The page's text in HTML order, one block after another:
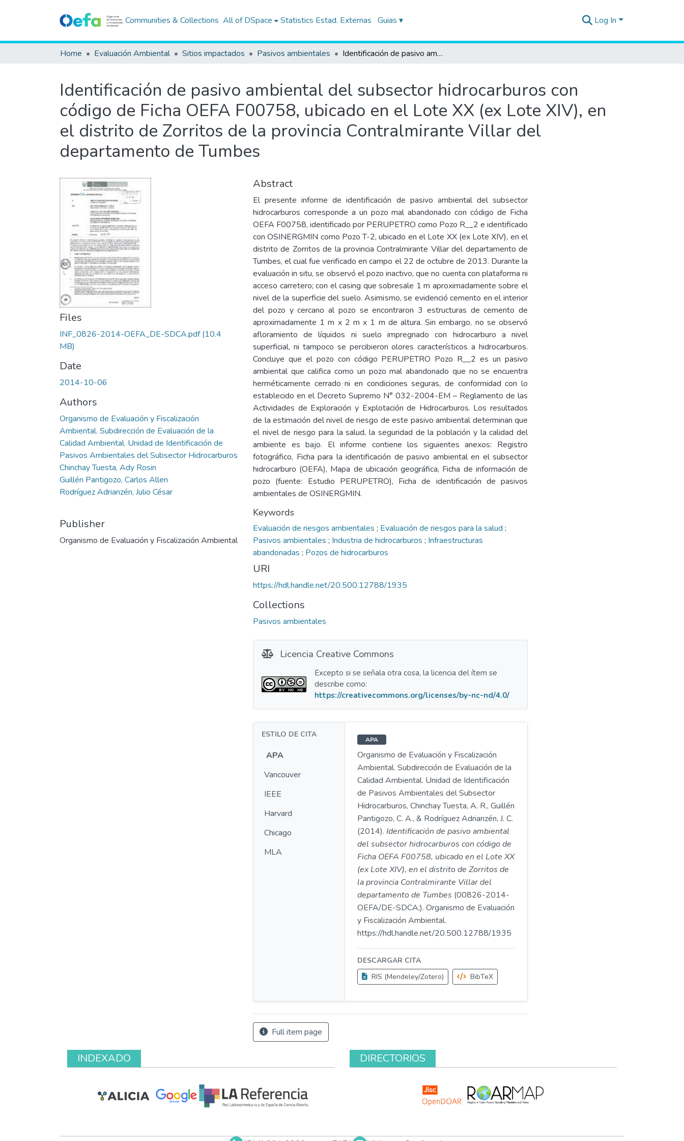
Communities & Collections All of DSpace Statistics Estad. Externas Guias ▾ Log In
Home Evaluación Ambiental Sitios impactados Pasivos ambientales Identificación de pasivo ambiental del subsector hidrocarburos con código de Ficha OEFA F00758, ubicado en el Lote XX (ex Lote XIV), en el distrito de Zorritos de la provincia Contralmirante Villar del departamento de Tumbes
Identificación de pasivo ambiental del subsector hidrocarburos con
código de Ficha OEFA F00758, ubicado en el Lote XX (ex Lote XIV), en
el distrito de Zorritos de la provincia Contralmirante Villar del
departamento de Tumbes
Files
INF_0826-2014-OEFA_DE-SDCA.pdf(10.4
MB)
Date
2014-10-06
Authors
Organismo de Evaluación y Fiscalización
Ambiental. Subdirección de Evaluación de la
Calidad Ambiental. Unidad de Identificación de
Pasivos Ambientales del Subsector Hidrocarburos
Chinchay Tuesta, Ady Rosin
Guillén Pantigozo, Carlos Allen
Rodríguez Adrianzén, Julio César
Publisher
Organismo de Evaluación y Fiscalización Ambiental
Abstract
El presente informe de identificación de pasivo ambiental del subsector
hidrocarburos corresponde a un pozo mal abandonado con código de Ficha
OEFA F00758, identificado por PERUPETRO como Pozo R__2 e identificado
con OSINERGMIN como Pozo T-2, ubicado en el Lote XX (ex Lote XIV), en el
distrito de Zorritos de la provincia Contralmirante Villar del departamento de
Tumbes, el cual fue verificado en campo el 22 de octubre de 2013. Durante la
evaluación in situ, se observó el pozo inactivo, que no cuenta con plataforma ni
acceso carretero; con el casing que sobresale 1 m aproximadamente sobre el
nivel de la superficie del suelo. Asimismo, se evidenció cemento en el interior
del pozo y cercano al pozo se encontraron 3 estructuras de cemento de
aproximadamente 1 m x 2 m x 1 m de altura. Sin embargo, no se observó
afloramiento de líquidos ni suelo impregnado con hidrocarburo a nivel
superficial, ni tampoco se percibieron olores característicos a hidrocarburos.
Concluye que el pozo con código PERUPETRO Pozo R__2 es un pasivo
ambiental que califica como un pozo mal abandonado que no se encuentra
herméticamente cerrado ni en condiciones seguras, de conformidad con lo
establecido en el Decreto Supremo N° 032-2004-EM – Reglamento de las
Actividades de Exploración y Explotación de Hidrocarburos. Los resultados
de la estimación del nivel de riesgo de este pasivo ambiental determinan que
el nivel de riesgo para la salud, la seguridad de la población y la calidad del
ambiente es bajo. El informe contiene los siguientes anexos: Registro
fotográfico, Ficha para la identificación de pasivo ambiental en el subsector
hidrocarburo (OEFA), Mapa de ubicación geográfica, Ficha de información de
pozo (fuente: Estudio PERUPETRO), Ficha de identificación de pasivos
ambientales de OSINERGMIN.
Keywords
Evaluación de riesgos ambientales ; Evaluación de riesgos para la salud ;
Pasivos ambientales ; Industria de hidrocarburos ; Infraestructuras
abandonadas ; Pozos de hidrocarburos
URI
https://hdl.handle.net/20.500.12788/1935
Collections
Pasivos ambientales
Licencia Creative Commons
Excepto si se señala otra cosa, la licencia del ítem se
describe como:
https://creativecommons.org/licenses/by-nc-nd/4.0/
ESTILO DE CITA
APA
Vancouver
IEEE
Harvard
Chicago
MLA
APA
Organismo de Evaluación y Fiscalización
Ambiental. Subdirección de Evaluación de la
Calidad Ambiental. Unidad de Identificación
de Pasivos Ambientales del Subsector
Hidrocarburos, Chinchay Tuesta, A. R., Guillén
Pantigozo, C. A., & Rodríguez Adrianzén, J. C.
(2014). Identificación de pasivo ambiental
del subsector hidrocarburos con código de
Ficha OEFA F00758, ubicado en el Lote XX
(ex Lote XIV), en el distrito de Zorritos de
la provincia Contralmirante Villar del
departamento de Tumbes (00826-2014-
OEFA/DE-SDCA;). Organismo de Evaluación
y Fiscalización Ambiental.
https://hdl.handle.net/20.500.12788/1935
DESCARGAR CITA
RIS (Mendeley/Zotero)
BibTeX
Full item page
INDEXADO DIRECTORIOS